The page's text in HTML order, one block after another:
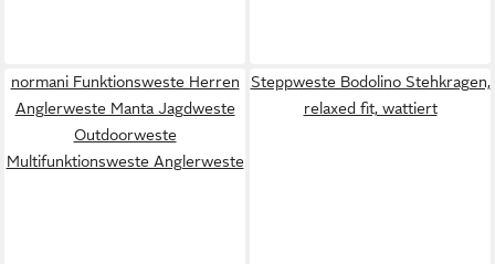
normani Funktionsweste Herren
Anglerweste Manta Jagdweste
Outdoorweste
Multifunktionsweste Anglerweste
Steppweste Bodolino Stehkragen,
relaxed fit, wattiert